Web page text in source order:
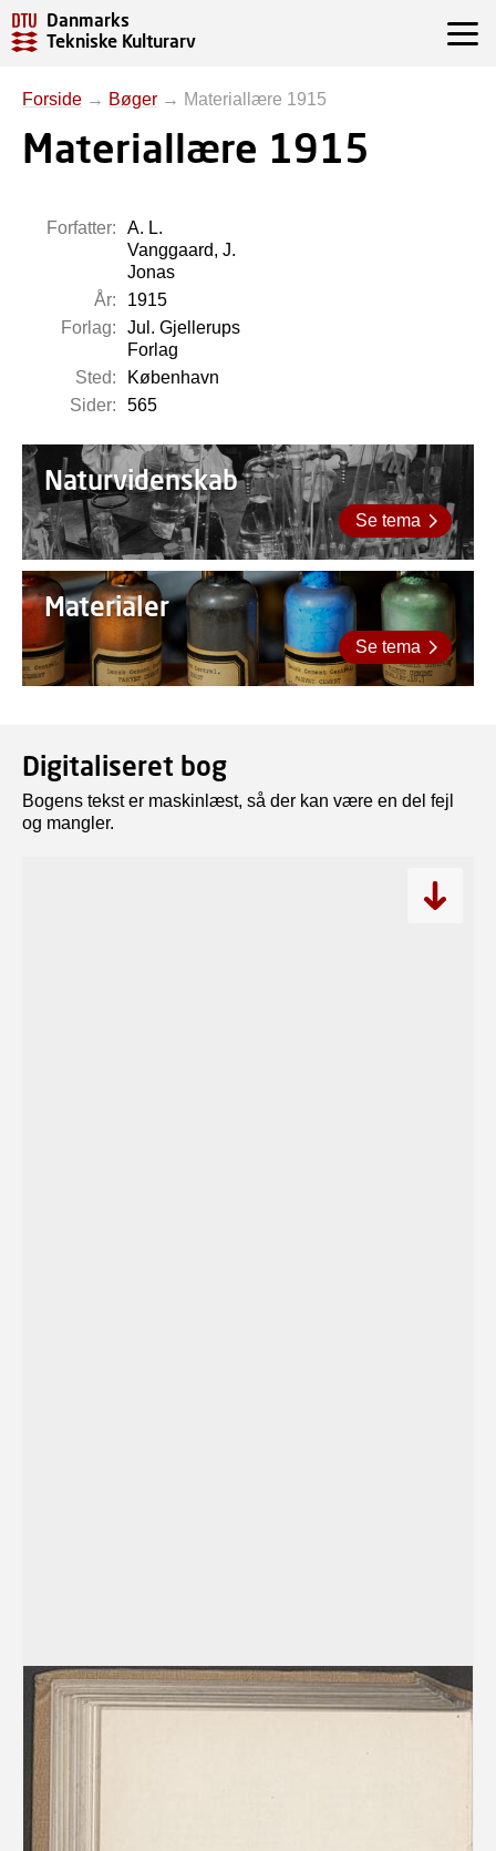
Danmarks
Tekniske Kulturarv
Forside → Bøger → Materiallære 1915
Materiallære 1915
Forfatter:
A. L.
Vanggaard, J.
Jonas
År:
1915
Forlag:
Jul. Gjellerups
Forlag
Sted:
København
Sider:
565
Naturvidenskab
Se tema
Materialer
Se tema
Digitaliseret bog
Bogens tekst er maskinlæst, så der kan være en del fejl
og mangler.